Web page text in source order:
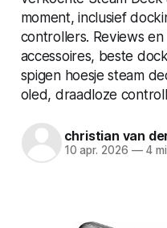
moment, inclusief
controllers. Reviews
accessoires, beste
spigen hoesje steam
oled, draadloze
christian van
10 apr. 2026 —4